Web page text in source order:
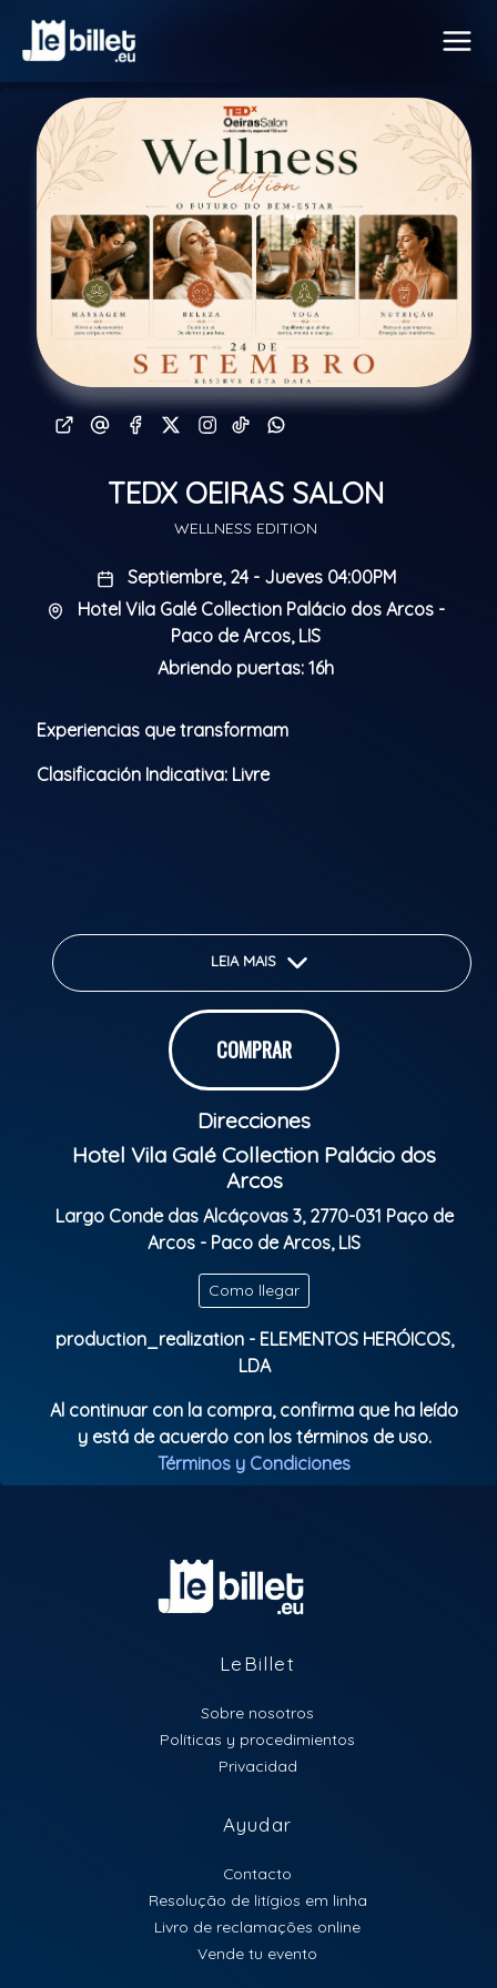
TEDX OEIRAS SALON
WELLNESS EDITION
Septiembre, 24 - Jueves 04:00PM
Hotel Vila Galé Collection Palácio dos Arcos -
Paco de Arcos, LIS
Abriendo puertas: 16h
Experiencias que transformam
Clasificación Indicativa: Livre
LEIA MAIS
COMPRAR
Direcciones
Hotel Vila Galé Collection Palácio dos
Arcos
Largo Conde das Alcáçovas 3, 2770-031 Paço de
Arcos - Paco de Arcos, LIS
Como llegar
production_realization - ELEMENTOS HERÓICOS,
LDA
Al continuar con la compra, confirma que ha leído
y está de acuerdo con los términos de uso.
Términos y Condiciones
LeBillet
Sobre nosotros
Políticas y procedimientos
Privacidad
Ayudar
Contacto
Resolução de litígios em linha
Livro de reclamações online
Vende tu evento